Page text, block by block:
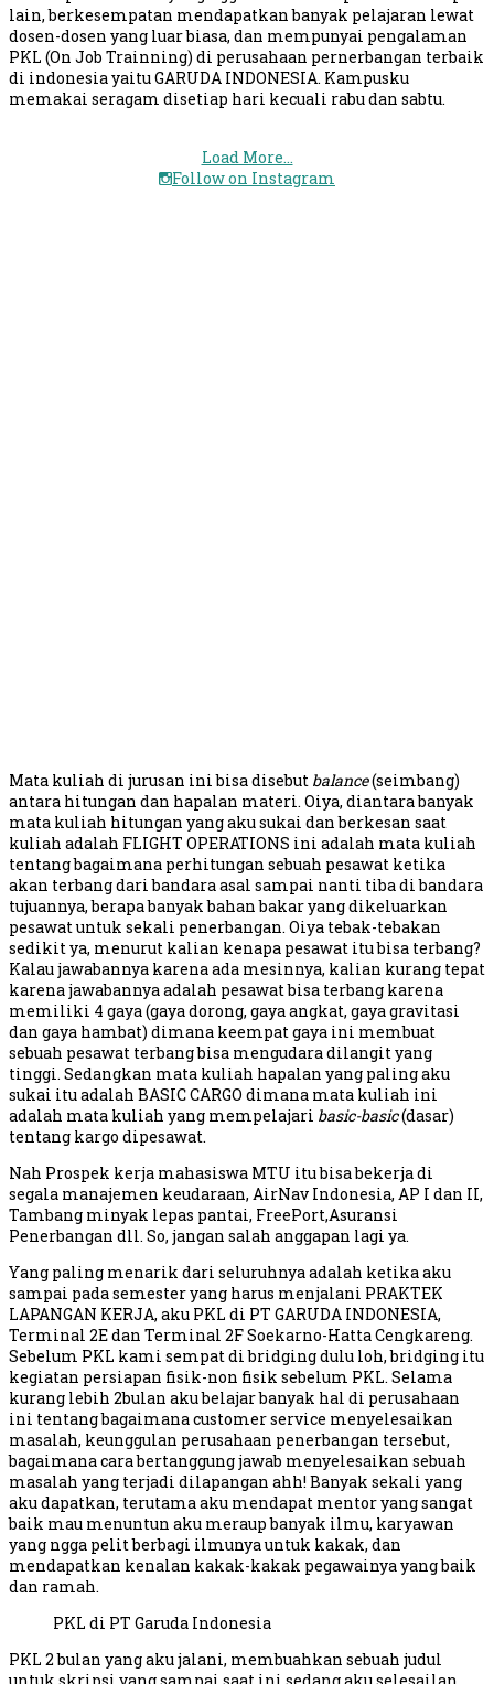
lain, berkesempatan mendapatkan banyak pelajaran lewat
dosen-dosen yang luar biasa, dan mempunyai pengalaman
PKL (On Job Trainning) di perusahaan pernerbangan terbaik
di indonesia yaitu GARUDA INDONESIA. Kampusku
memakai seragam disetiap hari kecuali rabu dan sabtu.
Load More...
Follow on Instagram
Mata kuliah di jurusan ini bisa disebut balance(seimbang)
antara hitungan dan hapalan materi. Oiya, diantara banyak
mata kuliah hitungan yang aku sukai dan berkesan saat
kuliah adalah FLIGHT OPERATIONS ini adalah mata kuliah
tentang bagaimana perhitungan sebuah pesawat ketika
akan terbang dari bandara asal sampai nanti tiba di bandara
tujuannya, berapa banyak bahan bakar yang dikeluarkan
pesawat untuk sekali penerbangan. Oiya tebak-tebakan
sedikit ya, menurut kalian kenapa pesawat itu bisa terbang?
Kalau jawabannya karena ada mesinnya, kalian kurang tepat
karena jawabannya adalah pesawat bisa terbang karena
memiliki 4 gaya (gaya dorong, gaya angkat, gaya gravitasi
dan gaya hambat) dimana keempat gaya ini membuat
sebuah pesawat terbang bisa mengudara dilangit yang
tinggi. Sedangkan mata kuliah hapalan yang paling aku
sukai itu adalah BASIC CARGO dimana mata kuliah ini
adalah mata kuliah yang mempelajari basic-basic(dasar)
tentang kargo dipesawat.
Nah Prospek kerja mahasiswa MTU itu bisa bekerja di
segala manajemen keudaraan, AirNav Indonesia, AP I dan II,
Tambang minyak lepas pantai, FreePort,Asuransi
Penerbangan dll. So, jangan salah anggapan lagi ya.
Yang paling menarik dari seluruhnya adalah ketika aku
sampai pada semester yang harus menjalani PRAKTEK
LAPANGAN KERJA, aku PKL di PT GARUDA INDONESIA,
Terminal 2E dan Terminal 2F Soekarno-Hatta Cengkareng.
Sebelum PKL kami sempat di bridging dulu loh, bridging itu
kegiatan persiapan fisik-non fisik sebelum PKL. Selama
kurang lebih 2bulan aku belajar banyak hal di perusahaan
ini tentang bagaimana customer service menyelesaikan
masalah, keunggulan perusahaan penerbangan tersebut,
bagaimana cara bertanggung jawab menyelesaikan sebuah
masalah yang terjadi dilapangan ahh! Banyak sekali yang
aku dapatkan, terutama aku mendapat mentor yang sangat
baik mau menuntun aku meraup banyak ilmu, karyawan
yang ngga pelit berbagi ilmunya untuk kakak, dan
mendapatkan kenalan kakak-kakak pegawainya yang baik
dan ramah.
PKL di PT Garuda Indonesia
PKL 2 bulan yang aku jalani, membuahkan sebuah judul